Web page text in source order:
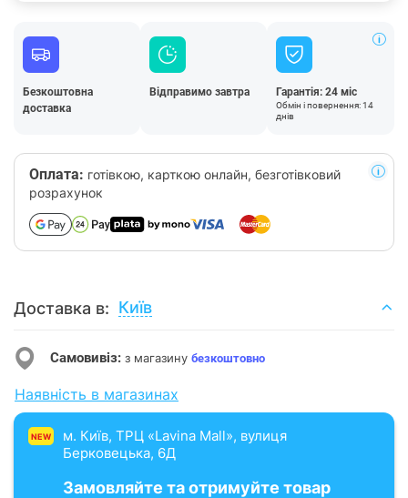
Безкоштовна
доставка
Відправимо завтра Гарантія: 24 міс
Обмін і повернення: 14
днів
Оплата: готівкою, карткою онлайн, безготівковий
розрахунок
Доставка в: Київ
Самовивіз: з магазину безкоштовно
Наявність в магазинах
NEW
м. Київ, ТРЦ «Lavina Mall», вулиця
Берковецька, 6Д
Замовляйте та отримуйте товар